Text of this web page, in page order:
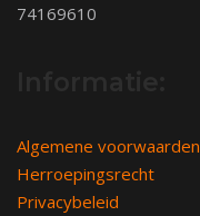
74169610
Algemene voorwaarden
Herroepingsrecht
Privacybeleid